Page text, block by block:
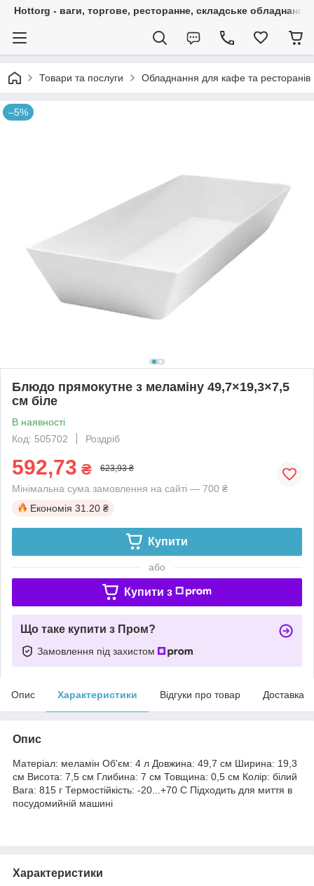
Hottorg - ваги, торгове, ресторанне, складське обладнання
Товари та послуги Обладнання для кафе та ресторанів
–5%
Блюдо прямокутне з меламіну 49,7×19,3×7,5
см біле
В наявності
Код: 505702
Роздріб
592,73 ₴ 623,93 ₴
Мінімальна сума замовлення на сайті — 700 ₴
Економія 31.20 ₴
Купити
або
Купити з
Що таке купити з Пром?
Замовлення під захистом
Опис Характеристики Відгуки про товар Доставка
Опис
Матеріал: меламін Об'єм: 4 л Довжина: 49,7 см Ширина: 19,3
см Висота: 7,5 см Глибина: 7 см Товщина: 0,5 см Колір: білий
Вага: 815 г Термостійкість: -20...+70 С Підходить для миття в
посудомийній машині
Характеристики